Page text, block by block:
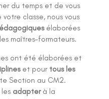
du temps et de vous
classe, nous vous
élaborées
maîtres-formateurs.
ont été élaborées et
et pourtous les
Section au CM2.
adapterà la